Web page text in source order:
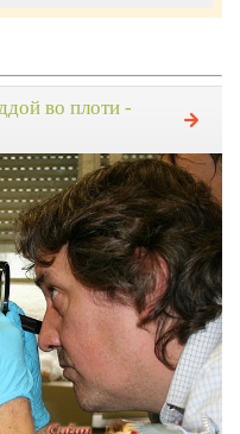
во плоти -